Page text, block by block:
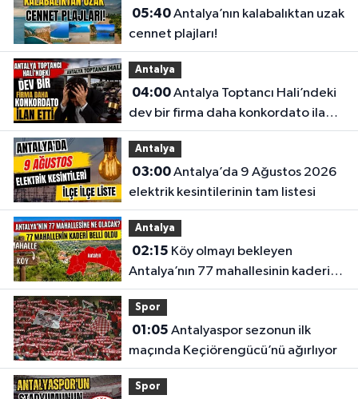
05:40Antalya’nın kalabalıktan uzak
cennet plajları!
Antalya
04:00Antalya Toptancı Hali’ndeki
dev bir firma daha konkordato ilan
etti
Antalya
03:00Antalya’da 9 Ağustos 2026
elektrik kesintilerinin tam listesi
Antalya
02:15
Antalya’nın 77 mahallesinin kaderi
belli oldu
Spor
01:05
maçında Keçiörengücü’nü ağırlıyor
Spor